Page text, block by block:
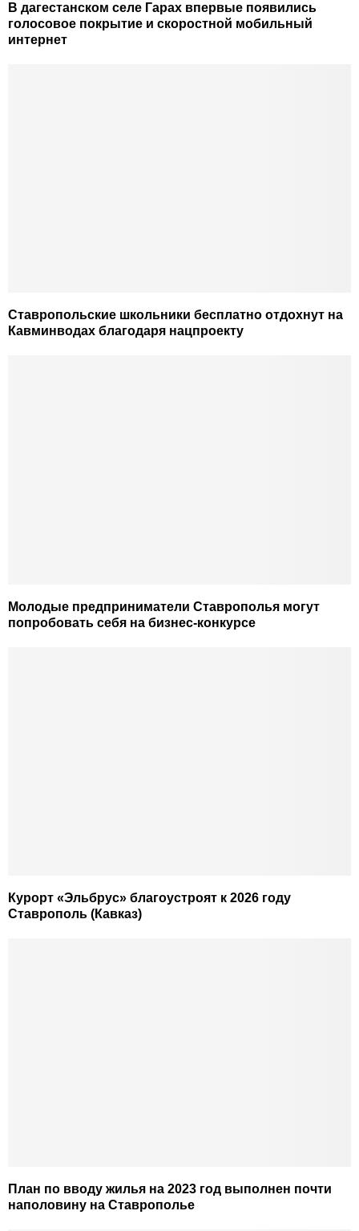
В дагестанском селе Гарах впервые появились
голосовое покрытие и скоростной мобильный
интернет
Ставропольские школьники бесплатно отдохнут на
Кавминводах благодаря нацпроекту
Молодые предприниматели Ставрополья могут
попробовать себя на бизнес-конкурсе
Курорт «Эльбрус» благоустроят к 2026 году
Ставрополь (Кавказ)
План по вводу жилья на 2023 год выполнен почти
наполовину на Ставрополье